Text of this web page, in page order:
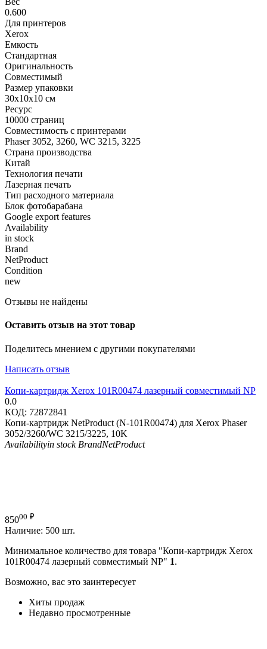
0.600
Для принтеров
Xerox
Емкость
Стандартная
Оригинальность
Совместимый
Размер упаковки
30x10x10 см
Ресурс
10000 страниц
Совместимость с принтерами
Phaser 3052, 3260, WC 3215, 3225
Страна производства
Китай
Технология печати
Лазерная печать
Тип расходного материала
Блок фотобарабана
Google export features
Availability
in stock
Brand
NetProduct
Condition
new
Отзывы не найдены
Оставить отзыв на этот товар
Поделитесь мнением с другими покупателями
Написать отзыв
Копи-картридж Xerox 101R00474 лазерный совместимый NP
0.0
КОД: 72872841
Копи-картридж NetProduct (N-101R00474) для Xerox Phaser
3052/3260/WC 3215/3225, 10K
Availabilityin stock BrandNetProduct
85000 ₽
Наличие: 500 шт.
Минимальное количество для товара "Копи-картридж Xerox
101R00474 лазерный совместимый NP" 1.
Возможно, вас это заинтересует
Хиты продаж
Недавно просмотренные